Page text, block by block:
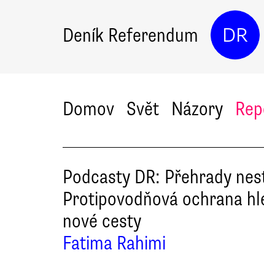
Deník Referendum DR
Domov Svět Názory
Podcasty DR: Přehrady
Protipovodňová ochrana
nové cesty
Fatima Rahimi